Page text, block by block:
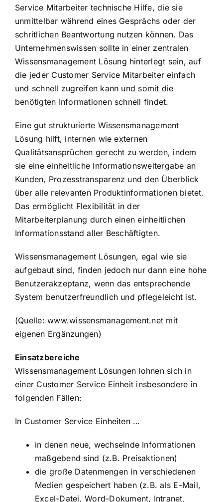
Service Mitarbeiter technische Hilfe, die sie
unmittelbar während eines Gesprächs oder der
schritlichen Beantwortung nutzen können. Das
Unternehmenswissen sollte in einer zentralen
Wissensmanagement Lösung hinterlegt sein, auf
die jeder Customer Service Mitarbeiter einfach
und schnell zugreifen kann und somit die
benötigten Informationen schnell findet.
Eine gut strukturierte Wissensmanagement
Lösung hilft, internen wie externen
Qualitätsansprüchen gerecht zu werden, indem
sie eine einheitliche Informationsweitergabe an
Kunden, Prozesstransparenz und den Überblick
über alle relevanten Produktinformationen bietet.
Das ermöglicht Flexibilität in der
Mitarbeiterplanung durch einen einheitlichen
Informationsstand aller Beschäftigten.
Wissensmanagement Lösungen, egal wie sie
aufgebaut sind, finden jedoch nur dann eine hohe
Benutzerakzeptanz, wenn das entsprechende
System benutzerfreundlich und pflegeleicht ist.
(Quelle:www.wissensmanagement.net mit
eigenen Ergänzungen)
Einsatzbereiche
Wissensmanagement Lösungen lohnen sich in
einer Customer Service Einheit insbesondere in
folgenden Fällen:
In Customer Service Einheiten …
in denen neue, wechselnde Informationen
maßgebend sind (z.B. Preisaktionen)
die große Datenmengen in verschiedenen
Medien gespeichert haben (z.B. als E-Mail,
Excel-Datei, Word-Dokument, Intranet,